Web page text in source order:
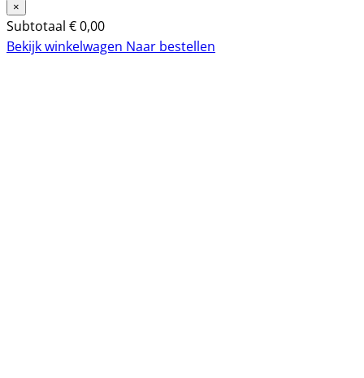
×
Subtotaal €0,00
Bekijk winkelwagen Naar bestellen